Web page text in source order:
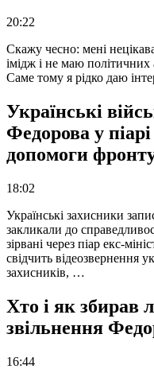
20:22
Скажу чесно: мені
імідж і не маю
Саме тому я рідко даю
Українські
Федорова у
допомоги
18:02
Українські захисники
закликали до
зірвані через піар екс-
свідчить відеозвернення
захисників, …
Хто і як збирав
звільнення
16:44